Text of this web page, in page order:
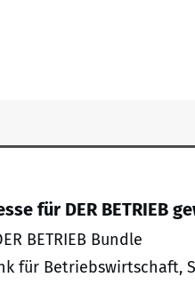
für DER BETRIEB
BETRIEB Bundle
für Betriebswirtschaft,